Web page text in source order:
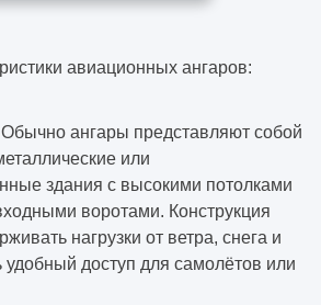
авиационных ангаров:
Обычно ангары представляют собой
или
здания с высокими потолками
воротами. Конструкция
нагрузки от ветра, снега и
удобный доступ для самолётов или